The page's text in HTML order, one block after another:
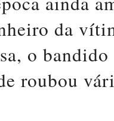
da
o
roubou